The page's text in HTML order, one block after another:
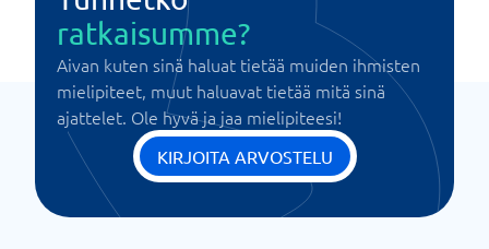
ratkaisumme?
Aivan kuten sinä haluat tietää muiden ihmisten
mielipiteet, muut haluavat tietää mitä sinä
ajattelet. Ole hyvä ja jaa mielipiteesi!
KIRJOITA ARVOSTELU